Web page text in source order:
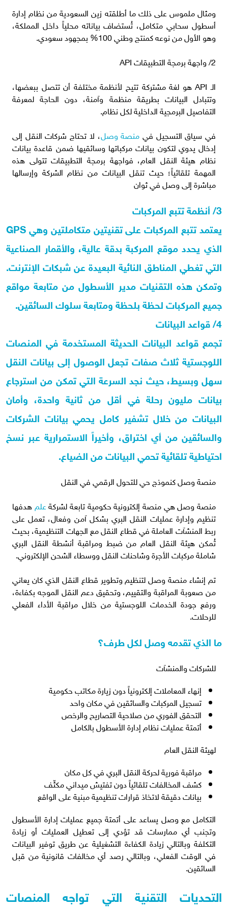
ومثال ملموس على ذلك ما أطلقته زين السعودية من نظام إدارة
أسطول سحابي متكامل، تُستضاف بياناته محلياً داخل المملكة،
وهو الأول من نوعه كمنتج وطني 100% بمجهود سعودي.
2/ واجهة برمجة التطبيقات API
الـ API هو لغة مشتركة تتيح لأنظمة مختلفة أن تتصل ببعضها،
وتتبادل البيانات بطريقة منظمة وآمنة، دون الحاجة لمعرفة
التفاصيل البرمجية الداخلية لكل نظام.
في سياق التسجيل في منصة وصل، لا تحتاج شركات النقل إلى
إدخال يدوي لتكون بيانات مركباتها وسائقيها ضمن قاعدة بيانات
نظام هيئة النقل العام، فواجهة برمجة التطبيقات تتولى هذه
المهمة تلقائياً؛ حيث تنقل البيانات من نظام الشركة وإرسالها
مباشرة إلى وصل في ثوان
3/ أنظمة تتبع المركبات
يعتمد تتبع المركبات على تقنيتين متكاملتين وهي GPS
الذي يحدد موقع المركبة بدقة عالية، والأقمار الصناعية
التي تغطي المناطق النائية البعيدة عن شبكات الإنترنت.
وتمكن هذه التقنيات مدير الأسطول من متابعة مواقع
جميع المركبات لحظة بلحظة ومتابعة سلوك السائقين.
4/ قواعد البيانات
تجمع قواعد البيانات الحديثة المستخدمة في المنصات
اللوجستية ثلاث صفات تجعل الوصول إلى بيانات النقل
سهل وبسيط، حيث نجد السرعة التي تمكن من استرجاع
بيانات مليون رحلة في أقل من ثانية واحدة، وأمان
البيانات من خلال تشفير كامل يحمي بيانات الشركات
والسائقين من أي اختراق، وأخيراً الاستمرارية عبر نسخ
احتياطية تلقائية تحمي البيانات من الضياع.
منصة وصل كنموذج حي للتحول الرقمي في النقل
منصة وصل هي منصة إلكترونية حكومية تابعة لشركةعلمهدفها
تنظيم وإدارة عمليات النقل البري بشكل آمن وفعال، تعمل على
ربط المنشآت العاملة في قطاع النقل مع الجهات التنظيمية، بحيث
تُمكن هيئة النقل العام من ضبط ومراقبة أنشطة النقل البري
شاملة مركبات الأجرة وشاحنات النقل ووسطاء الشحن الإلكتروني.
تم إنشاء منصة وصل لتنظيم وتطوير قطاع النقل الذي كان يعاني
من صعوبة المراقبة والتقييم، وتحقيق دعم النقل الموجه بكفاءة،
ورفع جودة الخدمات اللوجستية من خلال مراقبة الأداء الفعلي
للرحلات.
ما الذي تقدمه وصل لكل طرف؟
للشركات والمنشآت
إنهاء المعاملات إلكترونياً دون زيارة مكاتب حكومية
تسجيل المركبات والسائقين في مكان واحد
التحقق الفوري من صلاحية التصاريح والرخص
أتمتة عمليات نظام إدارة الأسطول بالكامل
لهيئة النقل العام
مراقبة فورية لحركة النقل البري في كل مكان
كشف المخالفات تلقائياً دون تفتيش ميداني مكثّف
بيانات دقيقة لاتخاذ قرارات تنظيمية مبنية على الواقع
التكامل مع وصل يساعد على أتمتة جميع عمليات إدارة الأسطول
وتجنب أي ممارسات قد تؤدي إلى تعطيل العمليات أو زيادة
التكلفة وبالتالي زيادة الكفاءة التشغيلية عن طريق توفير البيانات
في الوقت الفعلي، وبالتالي رصد أي مخالفات قانونية من قبل
السائقين.
التحديات التقنية التي تواجه المنصات